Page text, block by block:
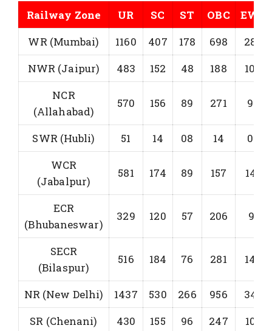
Railway Zone UR SC ST OBC
EWS
WR (Mumbai)
1160 407 178 698
288
NWR (Jaipur)
483 152 48 188
104
NCR
(Allahabad)
570 156 89 271 97
SWR (Hubli) 51 14 08 14
06
WCR
(Jabalpur)
581 174 89 157 145
ECR
(Bhubaneswar)
329 120 57 206 91
SECR
(Bilaspur)
516 184 76 281 142
NR (New Delhi) 1437 530 266 956
348
SR (Chenani)
430 155 96 247
108